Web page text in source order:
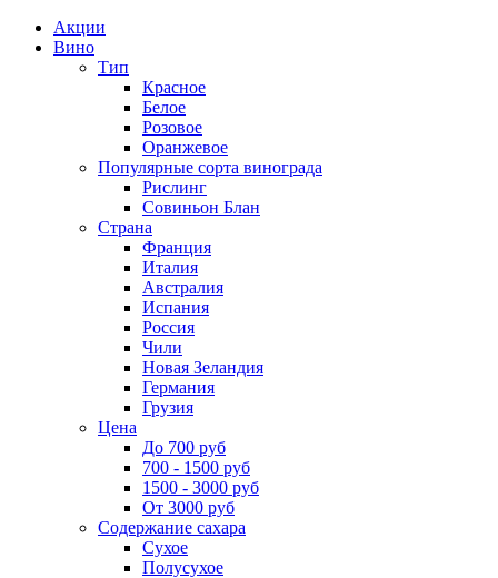
Акции
Вино
Тип
Красное
Белое
Розовое
Оранжевое
Популярные сорта винограда
Рислинг
Совиньон Блан
Страна
Франция
Италия
Австралия
Испания
Россия
Чили
Новая Зеландия
Германия
Грузия
Цена
До 700 руб
700 - 1500 руб
1500 - 3000 руб
От 3000 руб
Содержание сахара
Сухое
Полусухое